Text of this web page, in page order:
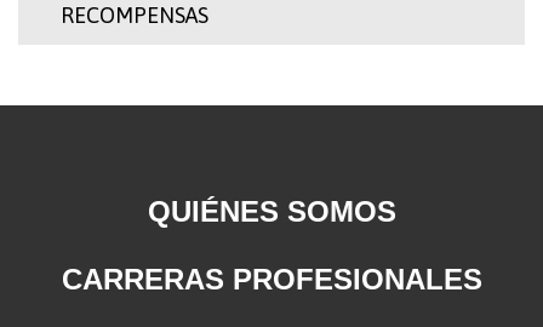
RECOMPENSAS
QUIÉNES SOMOS
CARRERAS PROFESIONALES